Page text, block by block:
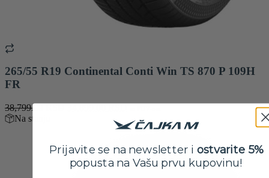
265/55 R19 Continental Conti Win TS 870 P 109H
FR
38,799.00
Originalna
38,799.00 RSD.
Trenutna
cena
je:
Na stanju
Prijavite se na newsletter i ostvarite 5%
popusta na Vašu prvu kupovinu!